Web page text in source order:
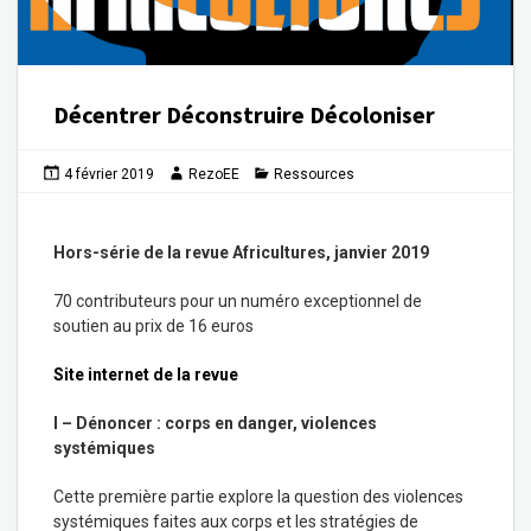
Décentrer Déconstruire Décoloniser
4 février 2019 RezoEE Ressources
Hors-série de la revue Africultures, janvier 2019
70 contributeurs pour un numéro exceptionnel de
soutien au prix de 16 euros
Site internet de la revue
I – Dénoncer : corps en danger, violences
systémiques
Cette première partie explore la question des violences
systémiques faites aux corps et les stratégies de